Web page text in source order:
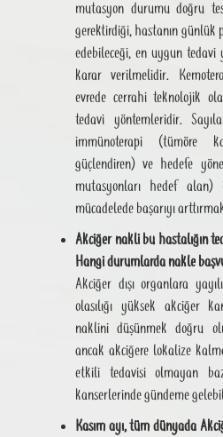
mutasyon durumu doğru
gerektirdiği, hastanın günlük
edebileceği, en uygun
karar verilmelidir.
evrede cerrahi teknolojik
tedavi yöntemleridir.
immünoterapi (tümöre
güçlendiren) ve hedefe
mutasyonları hedef
mücadelede başarıyı
Akciğer nakli bu hastalığın
Hangi durumlarda nakle
Akciğer dışı organlara
olasılığı yüksek akciğer
naklini düşünmek doğru
ancak akciğere lokalize
etkili tedavisi olmayan
kanserlerinde gündeme
Kasım ayı, tüm dünyada